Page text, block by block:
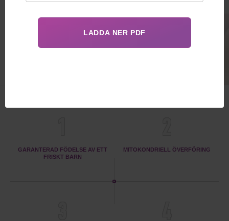
GARANTERAD FÖDELSE AV ETT
FRISKT BARN
MITOKONDRIELL ÖVERFÖRING